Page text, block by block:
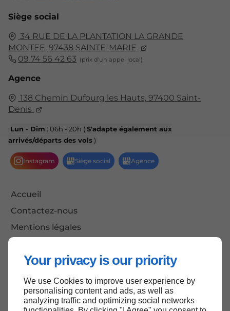
Your privacy is our priority
We use Cookies to improve user experience by
personalising content and ads, as well as
analyzing traffic and optimizing social networks
Siège social
34 RUE DE LA PLANTATION LA GRANDE
MONTEE, 97438 SAINTE-MARIE
09 74 56 42 63
Agence
138 Chemin Dufourg les Hauts, 97400 Saint-
Denis
Lun - Dim : 06h - 20h (S'adapte également aux
arrivés/départs des vols )
Accueil
Contactez-nous
Mentions légales
Haut de page